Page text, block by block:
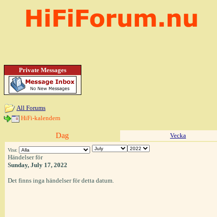
Private Messages
All Forums
HiFi-kalendern
Dag Vecka
Visa:
Händelser för
Sunday, July 17, 2022
Det finns inga händelser för detta datum.